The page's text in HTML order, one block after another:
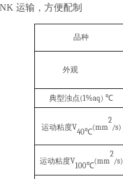
运输，方便配制
品种
外观
典型浊点(1%aq) ℃
运动粘度V
40℃
(mm
2
/s)
运动粘度V
100℃
(mm
2
/s)